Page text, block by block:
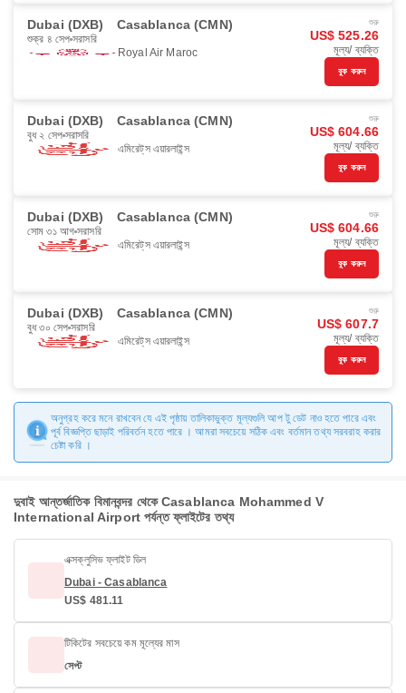
Dubai (DXB) Casablanca (CMN)
শুক্র ৪ সেপ সরাসরি
Royal Air Maroc
শুরু
US$ 525.26
মূল্য/ ব্যক্তি
বুক করুন
Dubai (DXB) Casablanca (CMN)
বুধ ২ সেপ সরাসরি
এমিরেট্‌স এয়ারলাইন্স
শুরু
US$ 604.66
মূল্য/ ব্যক্তি
বুক করুন
Dubai (DXB) Casablanca (CMN)
সোম ৩১ আগ সরাসরি
এমিরেট্‌স এয়ারলাইন্স
শুরু
US$ 604.66
মূল্য/ ব্যক্তি
বুক করুন
Dubai (DXB) Casablanca (CMN)
বুধ ৩০ সেপ সরাসরি
এমিরেট্‌স এয়ারলাইন্স
শুরু
US$ 607.7
মূল্য/ ব্যক্তি
বুক করুন
অনুগ্রহ করে মনে রাখবেন যে এই পৃষ্ঠায় তালিকাভুক্ত মূল্যগুলি আপ টু ডেট নাও হতে পারে এবং
পূর্ব বিজ্ঞপ্তি ছাড়াই পরিবর্তন হতে পারে । আমরা সবচেয়ে সঠিক এবং বর্তমান তথ্য সরবরাহ করার
চেষ্টা করি ।
দুবাই আন্তর্জাতিক বিমানবন্দর থেকে Casablanca Mohammed V
International Airport পর্যন্ত ফ্লাইটের তথ্য
এক্সক্লুসিভ ফ্লাইট ডিল
Dubai - Casablanca
US$ 481.11
টিকিটের সবচেয়ে কম মূল্যের মাস
সেপ্ট